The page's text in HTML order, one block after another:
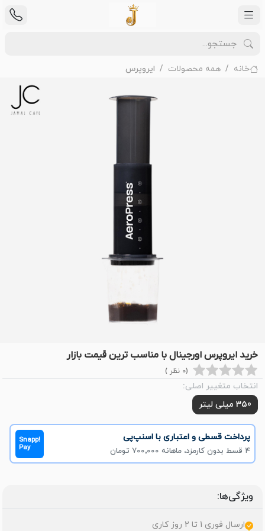
خانه همه محصولات ایروپرس
خرید ایروپرس اورجینال با مناسب ترین قیمت بازار
(0 نظر )
انتخاب متغییر اصلی:
350 میلی لیتر
پرداخت قسطی و اعتباری با اسنپ‌پی
۴ قسط بدون کارمزد، ماهانه ۷۰۰٬۰۰۰ تومان
Snapp!
Pay
ویژگی‌ها:
ارسال فوری 1 تا 2 روز کاری